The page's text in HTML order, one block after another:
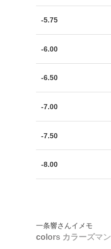
-5.75
-6.00
-6.50
-7.00
-7.50
-8.00
一条響さんイメモ
co ors カ ラーズマン